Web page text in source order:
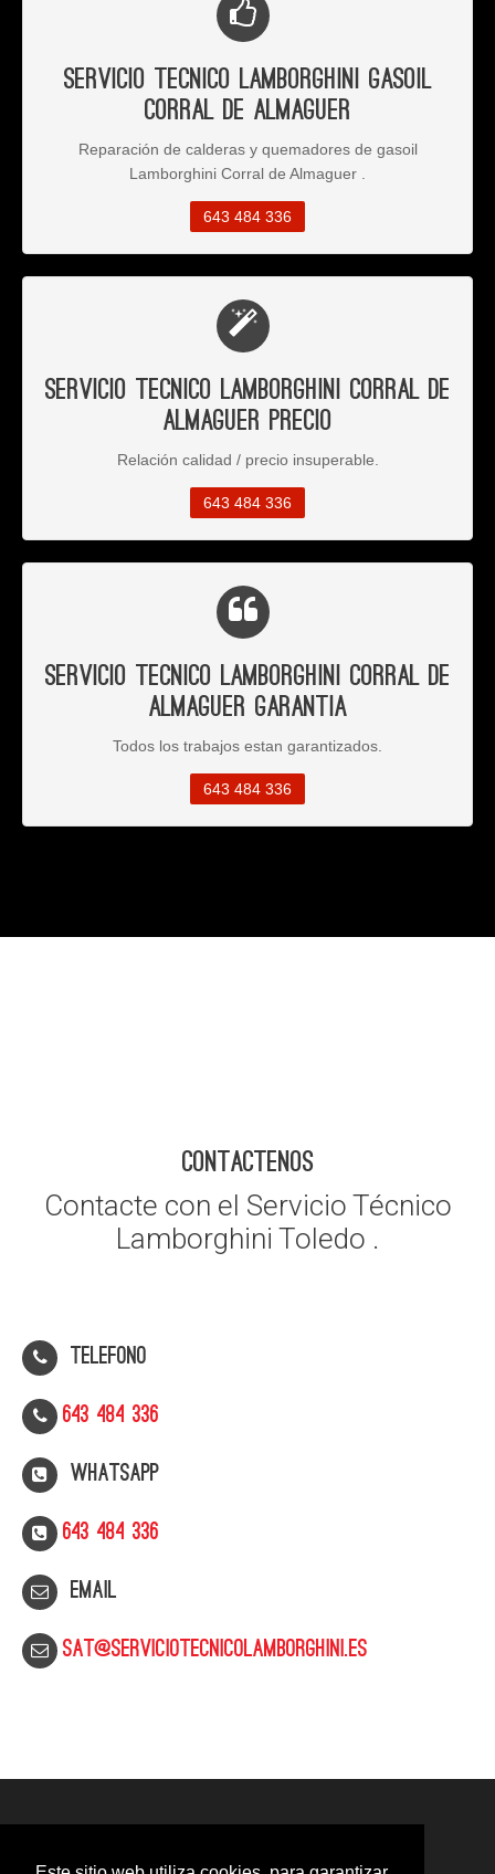
Servicio Tecnico Lamborghini Gasoil
Corral de Almaguer
Reparación de calderas y quemadores de gasoil
Lamborghini Corral de Almaguer .
643 484 336
Servicio Tecnico Lamborghini Corral de
Almaguer Precio
Relación calidad / precio insuperable.
643 484 336
Servicio Tecnico Lamborghini Corral de
Almaguer Garantia
Todos los trabajos estan garantizados.
643 484 336
CONTACTENOS
Contacte con el Servicio Técnico
Lamborghini Toledo .
Telefono
643 484 336
WhatsApp
643 484 336
Email
sat@serviciotecnicolamborghini.es